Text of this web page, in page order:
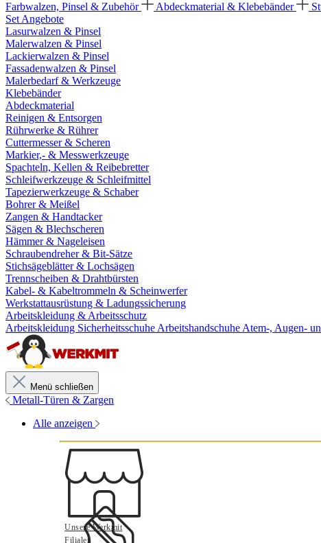
Farbwalzen, Pinsel & Zubehör
Abdeckmaterial & Klebebänder
Set Angebote
Lasurwalzen & Pinsel
Malerwalzen & Pinsel
Lackierwalzen & Pinsel
Fassadenwalzen & Pinsel
Malerbedarf & Werkzeuge
Klebebänder
Abdeckmaterial
Reinigen & Entsorgen
Rührwerke & Rührer
Cuttermesser & Scheren
Markier,- & Messwerkzeuge
Spachteln, Kellen & Reibebretter
Schleifwerkzeuge & Schleifmittel
Tapezierwerkzeuge & Schaber
Bohrer & Meißel
Zangen & Handtacker
Sägen & Blechscheren
Hämmer & Nageleisen
Schraubendreher & Bit-Sätze
Stichsägeblätter & Lochsägen
Trennscheiben & Drahtbürsten
Kabel- & Kabeltrommeln & Scheinwerfer
Werkstattausrüstung & Ladungssicherung
Arbeitskleidung & Arbeitsschutz
Arbeitskleidung Sicherheitsschuhe Arbeitshandschuhe Atem-, Augen-
Menü schließen
Metall-Türen & Zargen
Alle anzeigen
Unsere Werkmit
Filialen